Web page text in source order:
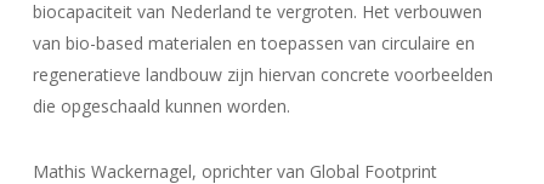
biocapaciteit van Nederland te vergroten. Het verbouwen
van bio-based materialen en toepassen van circulaire en
regeneratieve landbouw zijn hiervan concrete voorbeelden
die opgeschaald kunnen worden.
Mathis Wackernagel, oprichter van Global Footprint